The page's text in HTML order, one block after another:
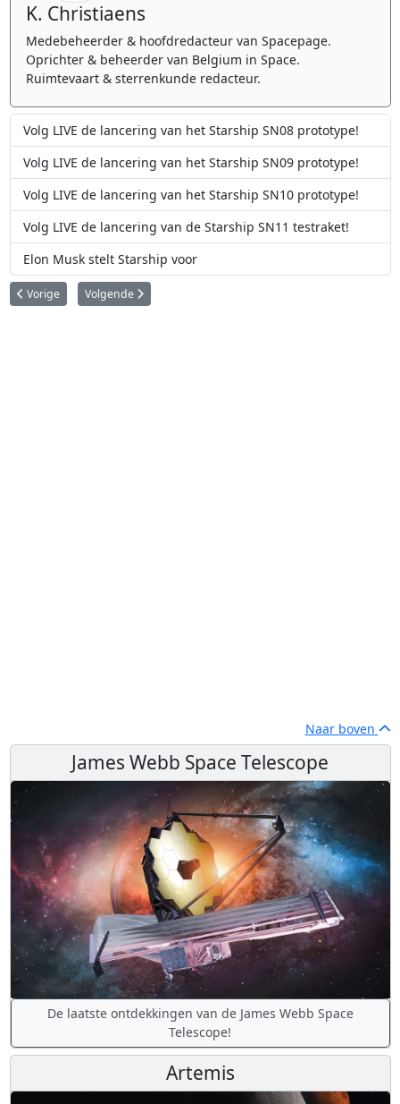
K. Christiaens
Medebeheerder & hoofdredacteur van Spacepage.
Oprichter & beheerder van Belgium in Space.
Ruimtevaart & sterrenkunde redacteur.
Volg LIVE de lancering van het Starship SN08 prototype!
Volg LIVE de lancering van het Starship SN09 prototype!
Volg LIVE de lancering van het Starship SN10 prototype!
Volg LIVE de lancering van de Starship SN11 testraket!
Elon Musk stelt Starship voor
Vorig artikel: SpaceX zet voor het eerst een Super Heavy rakettrap in elkaar
Vorige Volgende artikel: SpaceX gaat booreilanden ombouwen tot
Volgende
Naar boven
James Webb Space Telescope
De laatste ontdekkingen van de James Webb Space
Telescope!
Artemis